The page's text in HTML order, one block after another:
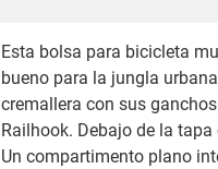
Esta bolsa para bicicleta
bueno para la jungla
cremallera con sus
Railhook. Debajo de la
Un compartimento plano